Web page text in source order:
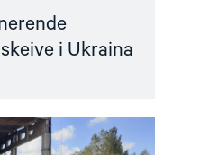
i Ukraina
Read
article